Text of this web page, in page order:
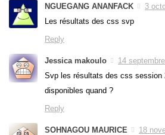
NGUEGANG ANANFACK
3
Les résultats des css svp
Reply
Jessica makoulo
14
Svp les résultats des css session
disponibles quand ?
Reply
SOHNAGOU MAURICE
18